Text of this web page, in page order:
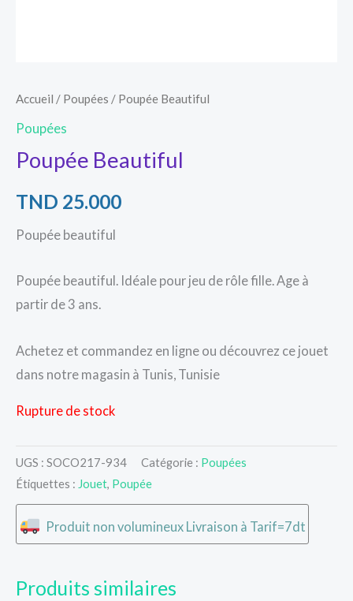
Accueil / Poupées / Poupée Beautiful
Poupées
Poupée Beautiful
TND 25.000
Poupée beautiful
Poupée beautiful. Idéale pour jeu de rôle fille. Age à
partir de 3 ans.
Achetez et commandez en ligne ou découvrez ce jouet
dans notre magasin à Tunis, Tunisie
Rupture de stock
UGS : SOCO217-934 Catégorie : Poupées
Étiquettes : Jouet, Poupée
Produit non volumineux Livraison à Tarif=7dt
Produits similaires